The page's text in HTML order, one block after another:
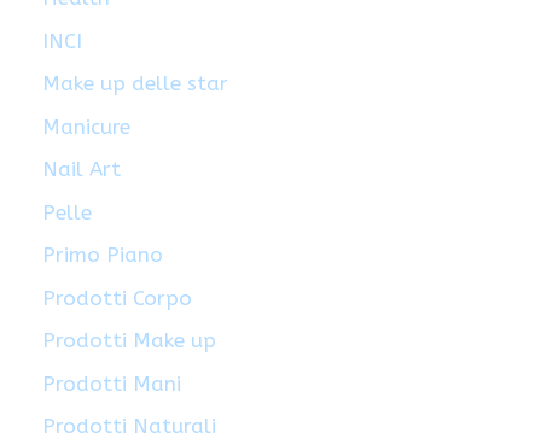
INCI
Make up delle star
Manicure
Nail Art
Pelle
Primo Piano
Prodotti Corpo
Prodotti Make up
Prodotti Mani
Prodotti Naturali